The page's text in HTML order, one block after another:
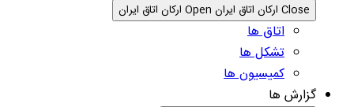
Close ارکان اتاق ایران Open ارکان اتاق ایران
اتاق ها
تشکل ها
کمیسیون ها
گزارش ها